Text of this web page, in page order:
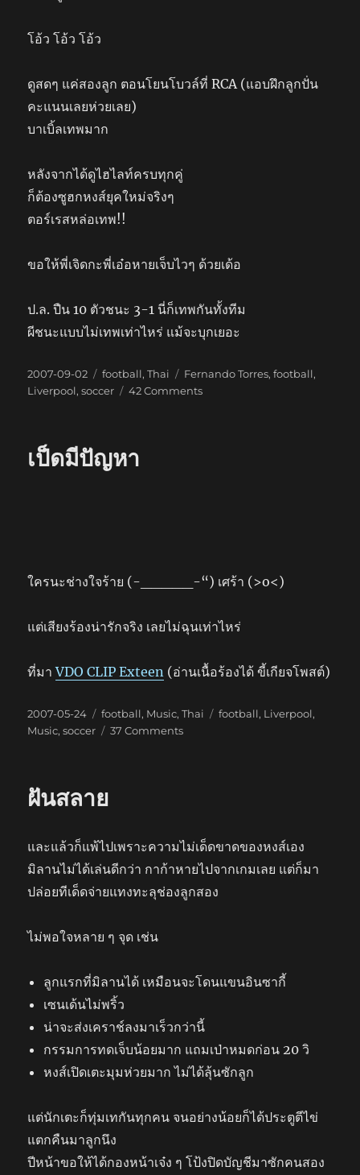
โอ้ว โอ้ว โอ้ว
ดูสดๆ แค่สองลูก ตอนโยนโบวล์ที่ RCA (แอบฝึกลูกปั่น
คะแนนเลยห่วยเลย)
บาเบิ้ลเทพมาก
หลังจากได้ดูไฮไลท์ครบทุกคู่
ก็ต้องซูฮกหงส์ยุคใหม่จริงๆ
ตอร์เรสหล่อเทพ!!
ขอให้พี่เจิดกะพี่เอ๋อหายเจ็บไวๆ ด้วยเด้อ
ป.ล. ปืน 10 ตัวชนะ 3-1 นี่ก็เทพกันทั้งทีม
ผีชนะแบบไม่เทพเท่าไหร่ แม้จะบุกเยอะ
Posted
on
2007-09-02 Categories
football,Thai Tags
Fernando Torres,football,
Liverpool,soccer 42 Commentson
เป็ดมีปัญหา
ใครนะช่างใจร้าย (-_____-“) เศร้า (>o<)
แต่เสียงร้องน่ารักจริง เลยไม่ฉุนเท่าไหร่
ที่มาVDO CLIP Exteen (อ่านเนื้อร้องได้ ขี้เกียจโพสต์)
Posted
on
2007-05-24 Categories
football, Music,Thai Tags
football, Liverpool,
Music,soccer 37 Commentson
ฝันสลาย
และแล้วก็แพ้ไปเพราะความไม่เด็ดขาดของหงส์เอง
มิลานไม่ได้เล่นดีกว่า กาก้าหายไปจากเกมเลย แต่ก็มา
ปล่อยทีเด็ดจ่ายแทงทะลุช่องลูกสอง
ไม่พอใจหลาย ๆ จุด เช่น
ลูกแรกที่มิลานได้ เหมือนจะโดนแขนอินซากี้
เซนเด้นไม่พริ้ว
น่าจะส่งเคราช์ลงมาเร็วกว่านี้
กรรมการทดเจ็บน้อยมาก แถมเป่าหมดก่อน 20 วิ
หงส์เปิดเตะมุมห่วยมาก ไม่ได้ลุ้นซักลูก
แต่นักเตะก็ทุ่มเทกันทุกคน จนอย่างน้อยก็ได้ประตูตีไข่
แตกคืนมาลูกนึง
ปีหน้าขอให้ได้กองหน้าเจ๋ง ๆ โป้งปิดบัญชีมาซักคนสอง